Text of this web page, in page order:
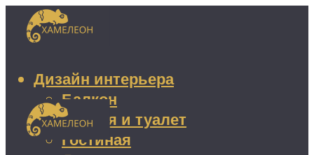
Дизайн интерьера
Балкон
Ванная и туалет
Гостиная